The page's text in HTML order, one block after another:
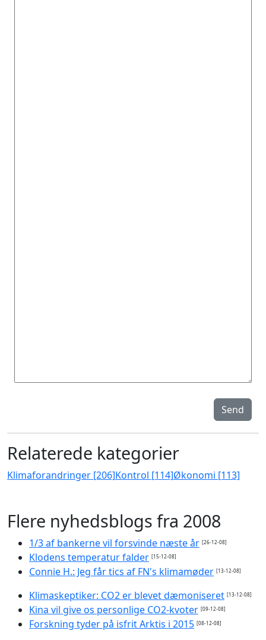
Send
Relaterede kategorier
Klimaforandringer [206]Kontrol [114]Økonomi [113]
Flere nyhedsblogs fra 2008
1/3 af bankerne vil forsvinde næste år [26-12-08]
Klodens temperatur falder [15-12-08]
Connie H.: Jeg får tics af FN's klimamøder [13-12-08]
Klimaskeptiker: CO2 er blevet dæmoniseret [13-12-08]
Kina vil give os personlige CO2-kvoter [09-12-08]
Forskning tyder på isfrit Arktis i 2015 [08-12-08]